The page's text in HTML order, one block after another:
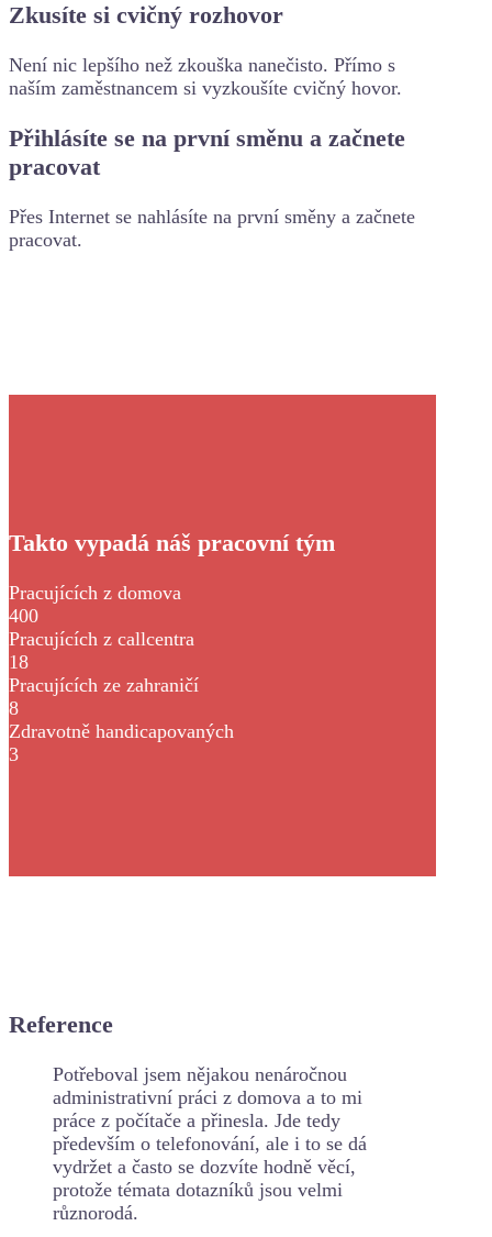
Zkusíte si cvičný rozhovor
Není nic lepšího než zkouška nanečisto. Přímo s
naším zaměstnancem si vyzkoušíte cvičný hovor.
Přihlásíte se na první směnu a začnete
pracovat
Přes Internet se nahlásíte na první směny a začnete
pracovat.
Takto vypadá náš pracovní tým
Pracujících z domova
400
Pracujících z callcentra
18
Pracujících ze zahraničí
8
Zdravotně handicapovaných
3
Reference
Potřeboval jsem nějakou nenáročnou
administrativní práci z domova a to mi
práce z počítače a přinesla. Jde tedy
především o telefonování, ale i to se dá
vydržet a často se dozvíte hodně věcí,
protože témata dotazníků jsou velmi
různorodá.